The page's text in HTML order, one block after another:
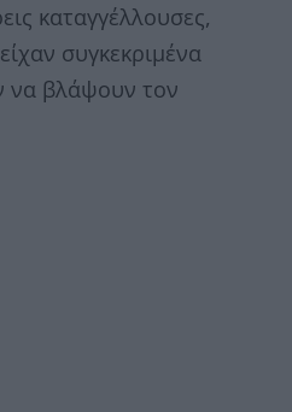
καταγγέλλουσες,
συγκεκριμένα
να βλάψουν τον